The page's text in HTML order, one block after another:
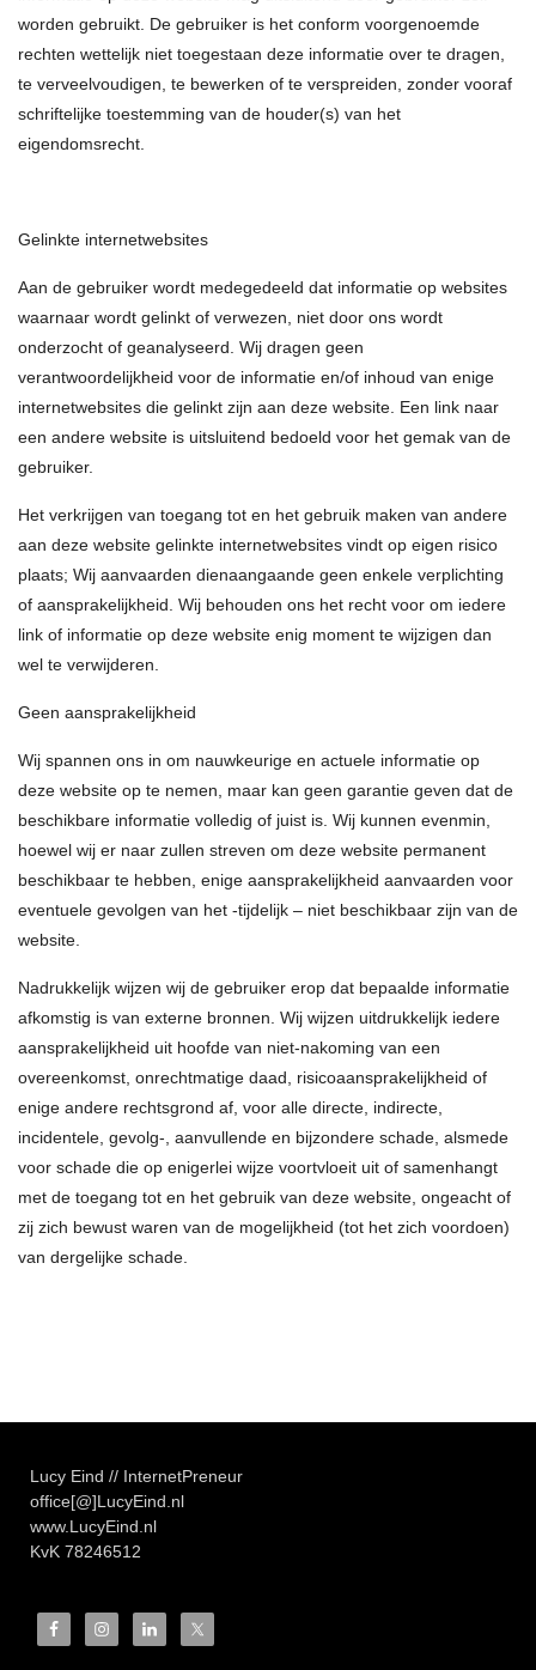
worden gebruikt. De gebruiker is het conform voorgenoemde
rechten wettelijk niet toegestaan deze informatie over te dragen,
te verveelvoudigen, te bewerken of te verspreiden, zonder vooraf
schriftelijke toestemming van de houder(s) van het
eigendomsrecht.
Gelinkte internetwebsites
Aan de gebruiker wordt medegedeeld dat informatie op websites
waarnaar wordt gelinkt of verwezen, niet door ons wordt
onderzocht of geanalyseerd. Wij dragen geen
verantwoordelijkheid voor de informatie en/of inhoud van enige
internetwebsites die gelinkt zijn aan deze website. Een link naar
een andere website is uitsluitend bedoeld voor het gemak van de
gebruiker.
Het verkrijgen van toegang tot en het gebruik maken van andere
aan deze website gelinkte internetwebsites vindt op eigen risico
plaats; Wij aanvaarden dienaangaande geen enkele verplichting
of aansprakelijkheid. Wij behouden ons het recht voor om iedere
link of informatie op deze website enig moment te wijzigen dan
wel te verwijderen.
Geen aansprakelijkheid
Wij spannen ons in om nauwkeurige en actuele informatie op
deze website op te nemen, maar kan geen garantie geven dat de
beschikbare informatie volledig of juist is. Wij kunnen evenmin,
hoewel wij er naar zullen streven om deze website permanent
beschikbaar te hebben, enige aansprakelijkheid aanvaarden voor
eventuele gevolgen van het -tijdelijk – niet beschikbaar zijn van de
website.
Nadrukkelijk wijzen wij de gebruiker erop dat bepaalde informatie
afkomstig is van externe bronnen. Wij wijzen uitdrukkelijk iedere
aansprakelijkheid uit hoofde van niet-nakoming van een
overeenkomst, onrechtmatige daad, risicoaansprakelijkheid of
enige andere rechtsgrond af, voor alle directe, indirecte,
incidentele, gevolg-, aanvullende en bijzondere schade, alsmede
voor schade die op enigerlei wijze voortvloeit uit of samenhangt
met de toegang tot en het gebruik van deze website, ongeacht of
zij zich bewust waren van de mogelijkheid (tot het zich voordoen)
van dergelijke schade.
Lucy Eind // InternetPreneur
office[@]LucyEind.nl
www.LucyEind.nl
KvK 78246512